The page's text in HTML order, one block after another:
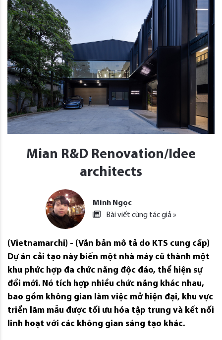
Mian R&D Renovation/Idee
architects
Minh Ngọc
Bài viết cùng tác giả »
(Vietnamarchi) - (Văn bản mô tả do KTS cung cấp)
Dự án cải tạo này biến một nhà máy cũ thành một
khu phức hợp đa chức năng độc đáo, thể hiện sự
đổi mới. Nó tích hợp nhiều chức năng khác nhau,
bao gồm không gian làm việc mở hiện đại, khu vực
triển lãm mẫu được tối ưu hóa tập trung và kết nối
linh hoạt với các không gian sáng tạo khác.